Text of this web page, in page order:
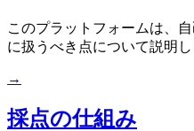
このプラットフォームは、
に扱うべき点について説明し
→
採点の仕組み